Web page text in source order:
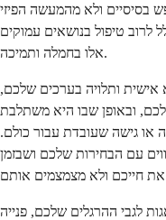
בסיסיים ולא מהמעשה הפיזי
לרוב טיפול בנושאים עמוקים
אלו בחמלה ותמיכה.
ותלויה בערכים שלכם,
ובאופן שבו היא משתלבת
או גישה שעובדת עבור כולם.
עם הבחירות שלכם ושבזמן
לגבי ההרגלים שלכם, פנייה